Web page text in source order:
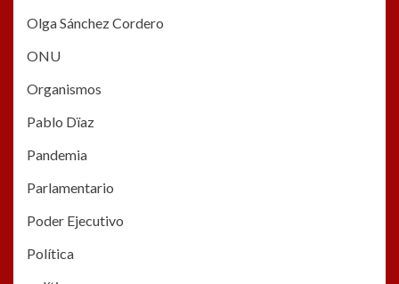
Olga Sánchez Cordero
ONU
Organismos
Pablo Dïaz
Pandemia
Parlamentario
Poder Ejecutivo
Política